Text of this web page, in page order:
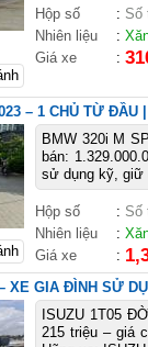
Hộp số : Số
Nhiên liệu
:
Giá xe
:
– 1 CHỦ TỪ ĐẦU
BMW 320i M
bán:
sử dụng kỹ, giữ
Hộp số : Số
Nhiên liệu
:
Giá xe
:
XE GIA ĐÌNH SỬ
ISUZU 1T05
215 triệu – giá